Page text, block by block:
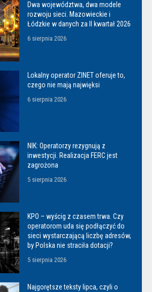
Dwa województwa, dwa modele
rozwoju sieci. Mazowieckie i
Łódzkie w danych za II kwartał 2026
6 sierpnia 2026
Lokalny operator ZINET oferuje to,
czego nie mają najwięksi
6 sierpnia 2026
NIK: Operatorzy rezygnują z
inwestycji. Realizacja FERC jest
zagrożona
5 sierpnia 2026
KPO – wyścig z czasem trwa. Czy
operatorom uda się podłączyć do
sieci wystarczającą liczbę adresów,
by Polska nie straciła dotacji?
5 sierpnia 2026
Najgorętsze teksty lipca, czyli o